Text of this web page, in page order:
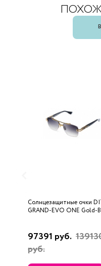
Солнцезащитные очки
GRAND-EVO ONE Gold-
97391 руб.
руб.